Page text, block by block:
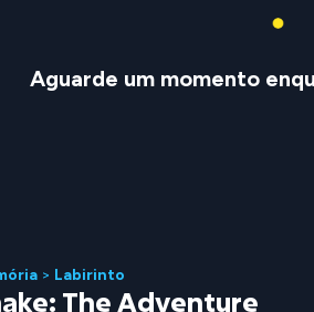
Aguarde um momento
> Labirinto
The Adventure